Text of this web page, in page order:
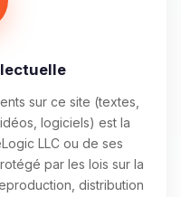
sur ce site (textes,
logiciels) est la
LLC ou de ses
par les lois sur la
distribution